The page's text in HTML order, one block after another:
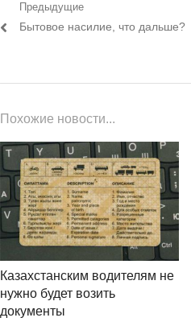
Навигация по записям
Предыдущие
Предыдущий пост:
Бытовое насилие, что дальше?
Похожие новости...
Казахстанским водителям не
нужно будет возить
документы